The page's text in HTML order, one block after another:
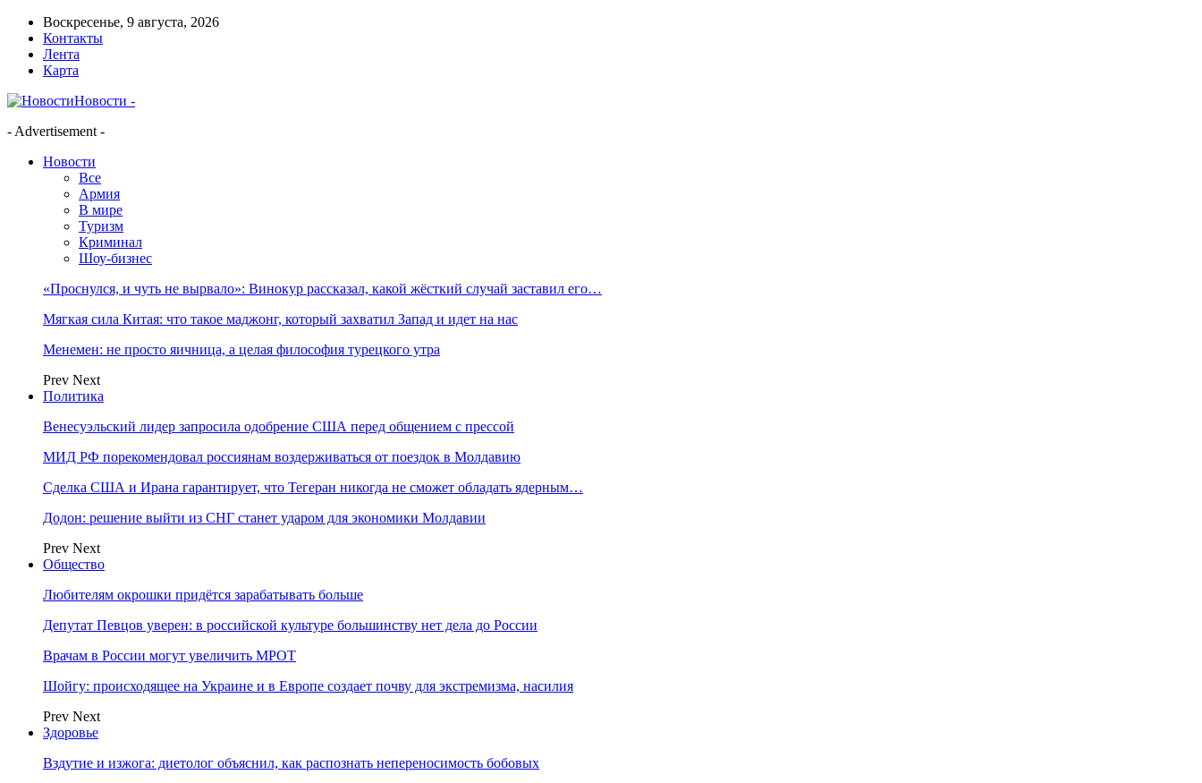
Воскресенье, 9 августа, 2026
Контакты
Лента
Карта
Новости -
- Advertisement -
Новости
Все
Армия
В мире
Туризм
Криминал
Шоу-бизнес
«Проснулся, и чуть не вырвало»: Винокур рассказал, какой жёсткий случай заставил его…
Мягкая сила Китая: что такое маджонг, который захватил Запад и идет на нас
Менемен: не просто яичница, а целая философия турецкого утра
Prev Next
Политика
Венесуэльский лидер запросила одобрение США перед общением с прессой
МИД РФ порекомендовал россиянам воздерживаться от поездок в Молдавию
Сделка США и Ирана гарантирует, что Тегеран никогда не сможет обладать ядерным…
Додон: решение выйти из СНГ станет ударом для экономики Молдавии
Prev Next
Общество
Любителям окрошки придётся зарабатывать больше
Депутат Певцов уверен: в российской культуре большинству нет дела до России
Врачам в России могут увеличить МРОТ
Шойгу: происходящее на Украине и в Европе создает почву для экстремизма, насилия
Prev Next
Здоровье
Вздутие и изжога: диетолог объяснил, как распознать непереносимость бобовых